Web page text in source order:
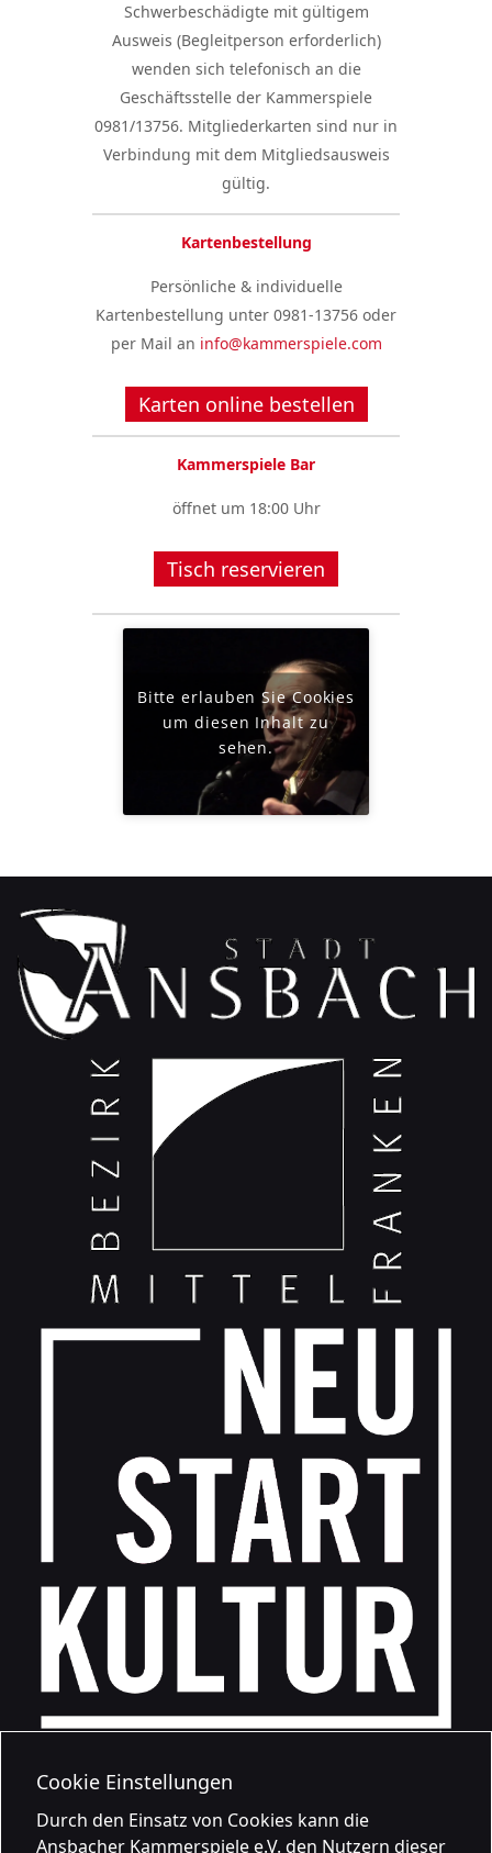
Cookie Einstellungen
Durch den Einsatz von Cookies kann die
Ansbacher Kammerspiele e.V. den Nutzern dieser
Schwerbeschädigte mit gültigem
Ausweis (Begleitperson erforderlich)
wenden sich telefonisch an die
Geschäftsstelle der Kammerspiele
0981/13756. Mitgliederkarten sind nur in
Verbindung mit dem Mitgliedsausweis
gültig.
Kartenbestellung
Persönliche & individuelle
Kartenbestellung unter 0981-13756 oder
per Mail an info@kammerspiele.com
Karten online bestellen
Kammerspiele Bar
öffnet um 18:00 Uhr
Tisch reservieren
Bitte erlauben Sie Cookies
um diesen Inhalt zu
sehen.